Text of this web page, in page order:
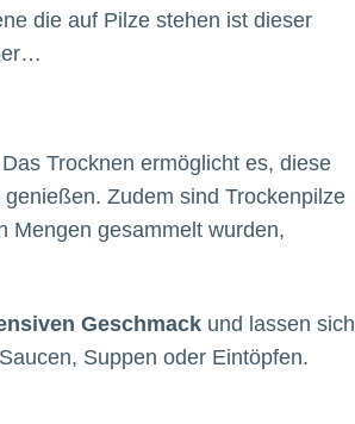
die auf Pilze stehen ist dieser
Trocknen ermöglicht es, diese
Zudem sind Trockenpilze
Mengen gesammelt wurden,
Geschmack und lassen sich
Suppen oder Eintöpfen.